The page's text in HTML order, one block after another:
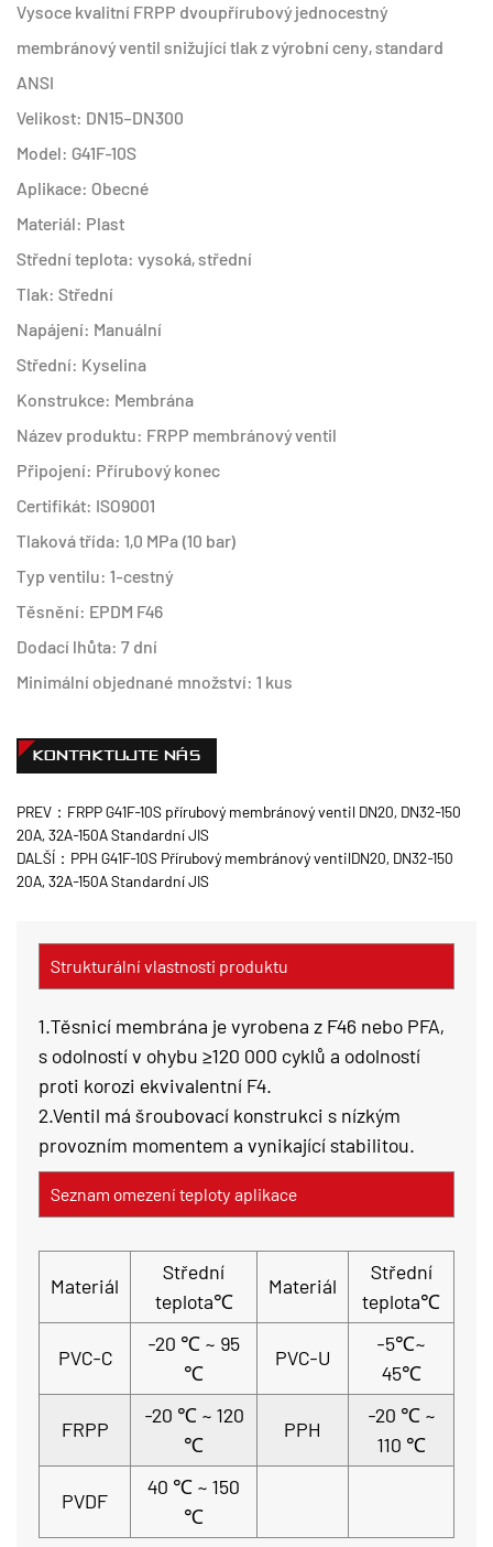
Vysoce kvalitní FRPP dvoupřírubový jednocestný
membránový ventil snižující tlak z výrobní ceny, standard
ANSI
Velikost: DN15–DN300
Model: G41F-10S
Aplikace: Obecné
Materiál: Plast
Střední teplota: vysoká, střední
Tlak: Střední
Napájení: Manuální
Střední: Kyselina
Konstrukce: Membrána
Název produktu: FRPP membránový ventil
Připojení: Přírubový konec
Certifikát: ISO9001
Tlaková třída: 1,0 MPa (10 bar)
Typ ventilu: 1-cestný
Těsnění: EPDM F46
Dodací lhůta: 7 dní
Minimální objednané množství: 1 kus
KONTAKTUJTE NÁS
PREV：FRPP G41F-10S přírubový membránový ventil DN20, DN32-150
20A, 32A-150A Standardní JIS
DALŠÍ：PPH G41F-10S Přírubový membránový ventilDN20, DN32-150
20A, 32A-150A Standardní JIS
Strukturální vlastnosti produktu
1.Těsnicí membrána je vyrobena z F46 nebo PFA,
s odolností v ohybu ≥120 000 cyklů a odolností
proti korozi ekvivalentní F4.
2.Ventil má šroubovací konstrukci s nízkým
provozním momentem a vynikající stabilitou.
Seznam omezení teploty aplikace
Materiál
Střední
teplota℃
Materiál
Střední
teplota℃
PVC-C
-20 ℃ ~ 95
℃
PVC-U
-5℃~
45℃
FRPP
-20 ℃ ~ 120
℃
PPH
-20 ℃ ~
110 ℃
PVDF
40 ℃ ~ 150
℃